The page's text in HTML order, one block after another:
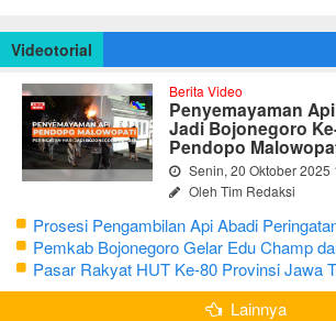
Videotorial
Berita Video
Penyemayaman
Jadi Bojonegoro
Pendopo
Senin, 20 Oktober 2025
Oleh Tim Redaksi
Prosesi Pengambilan Api Abadi
Bojonegoro Ke-348
Pemkab Bojonegoro Gelar Edu Champ
Seni Reog dan Jaranan
Pasar Rakyat HUT Ke-80 Provinsi Jawa
Lainnya